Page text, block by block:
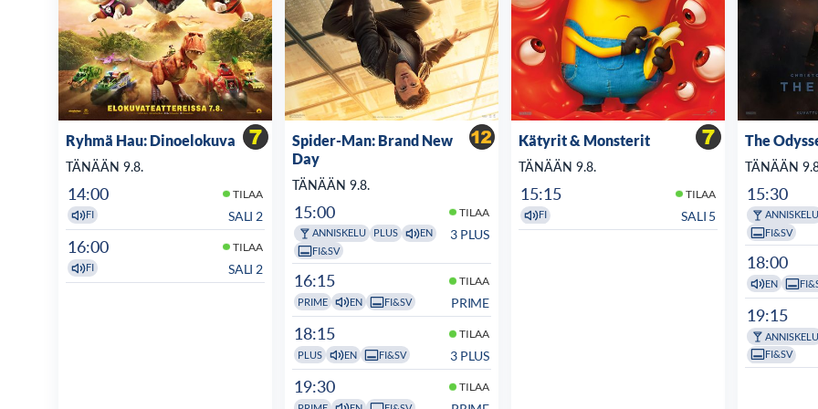
Ryhmä Hau: Dinoelokuva
TÄNÄÄN 9.8.
14:00 TILAA
FI SALI 2
16:00 TILAA
FI SALI 2
Spider-Man: Brand New
Day
TÄNÄÄN 9.8.
15:00 TILAA
ANNISKELU PLUS
EN
FI&SV
3 PLUS
16:15 TILAA
PRIME EN FI&SV PRIME
18:15 TILAA
PLUS EN FI&SV 3 PLUS
19:30 TILAA
Kätyrit & Monsterit
TÄNÄÄN 9.8.
15:15 TILAA
FI SALI 5
The
TÄNÄÄN
15:30
ANNISKELU
FI&SV
18:00
EN
19:15
ANNISKELU
FI&SV